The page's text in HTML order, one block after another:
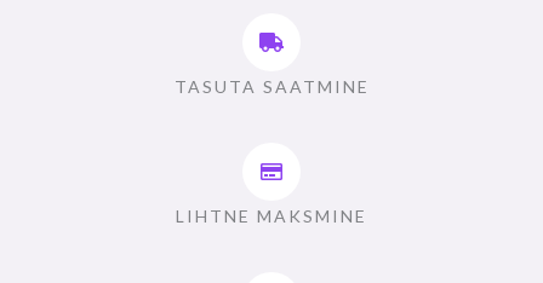
TASUTA SAATMINE
LIHTNE MAKSMINE